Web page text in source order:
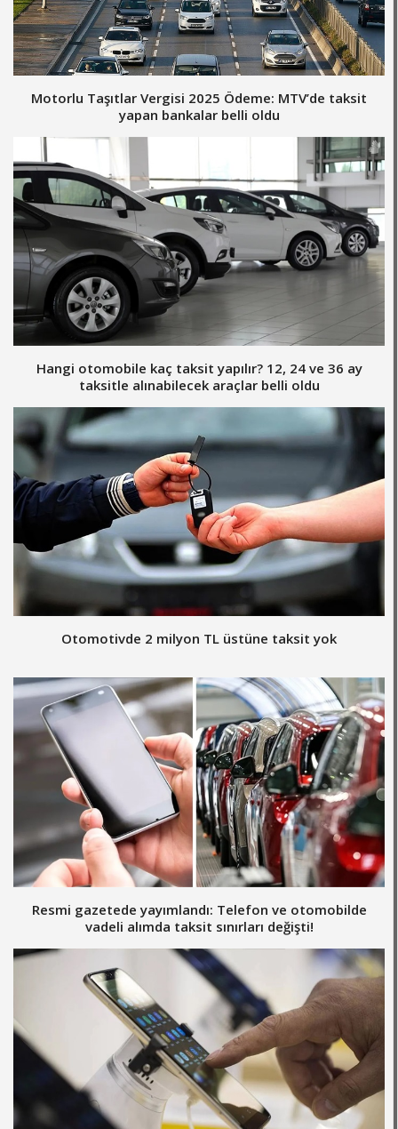
Motorlu Taşıtlar Vergisi 2025 Ödeme: MTV’de taksit
yapan bankalar belli oldu
Hangi otomobile kaç taksit yapılır? 12, 24 ve 36 ay
taksitle alınabilecek araçlar belli oldu
Otomotivde 2 milyon TL üstüne taksit yok
Resmi gazetede yayımlandı: Telefon ve otomobilde
vadeli alımda taksit sınırları değişti!